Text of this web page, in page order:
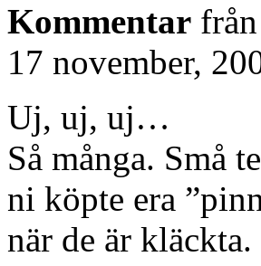
Kommentar från
17 november,
Uj, uj, uj…
Så många. Små
ni köpte era
när de är kläckta.